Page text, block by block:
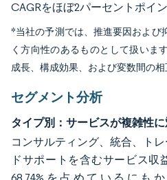
CAGRをほぼ2パーセントポイ
*当社の予測では、推進要因および
く方向性のあるものとして扱いま
成長、構成効果、および変数間の相
セグメント分析
タイプ別：サービスが複雑性に
コンサルティング、統合、ト
ドサポートを含むサービス収